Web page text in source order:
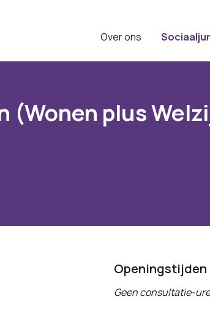
Over ons
(Wonen plus
Openingstijden
Geen consultatie-